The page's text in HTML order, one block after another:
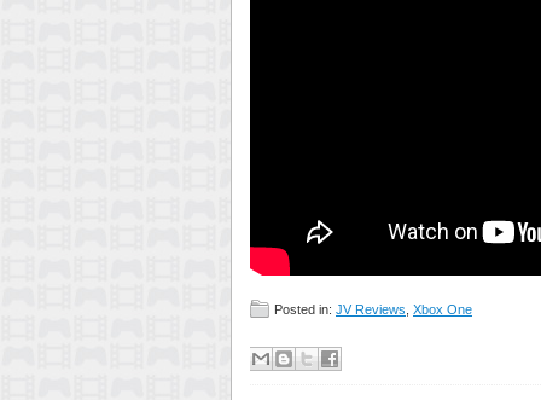
Posted in: JV Reviews Xbox One